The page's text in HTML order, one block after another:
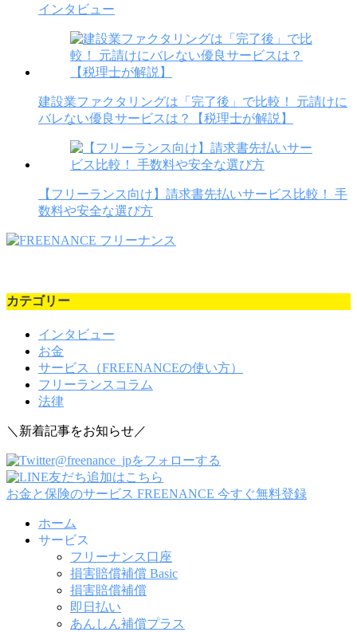
インタビュー
建設業ファクタリングは「完了後」で比較！ 元請けに
バレない優良サービスは？【税理士が解説】
【フリーランス向け】請求書先払いサービス比較！ 手
数料や安全な選び方
カテゴリー
インタビュー
お金
サービス（FREENANCEの使い方）
フリーランスコラム
法律
＼新着記事をお知らせ／
@freenance_jpをフォローする
友だち追加はこちら
お金と保険のサービス FREENANCE 今すぐ無料登録
ホーム
サービス
フリーナンス口座
損害賠償補償 Basic
損害賠償補償
即日払い
あんしん補償プラス